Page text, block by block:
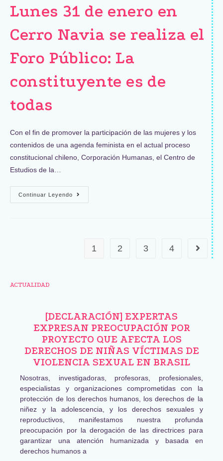
Lunes 31 de enero en
Cerro Navia se realiza el
Foro Público: La
constituyente es de
todas
Con el fin de promover la participación de las mujeres y los
contenidos de una agenda feminista en el actual proceso
constitucional chileno, Corporación Humanas, el Centro de
Estudios de la…
Continuar Leyendo
1 2 3 4
ACTUALIDAD
[DECLARACIÓN] EXPERTAS
EXPRESAN PREOCUPACIÓN POR
PROYECTO QUE AFECTA LOS
DERECHOS DE NIÑAS VÍCTIMAS DE
VIOLENCIA SEXUAL EN BRASIL
Nosotras, investigadoras, profesoras, profesionales,
especialistas y organizaciones comprometidas con la
protección de los derechos humanos, los derechos de la
niñez y la adolescencia, y los derechos sexuales y
reproductivos, manifestamos nuestra profunda
preocupación por la derogación de las directrices para
garantizar una atención humanizada y basada en
derechos humanos a